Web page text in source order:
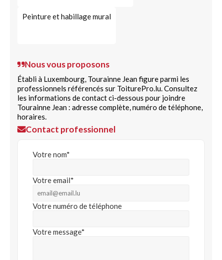
Peinture et habillage mural
Nous vous proposons
Établi à Luxembourg, Tourainne Jean figure parmi les
professionnels référencés sur ToiturePro.lu. Consultez
les informations de contact ci-dessous pour joindre
Tourainne Jean : adresse complète, numéro de téléphone,
horaires.
Contact professionnel
Votre nom*
Votre email*
Votre numéro de téléphone
Votre message*